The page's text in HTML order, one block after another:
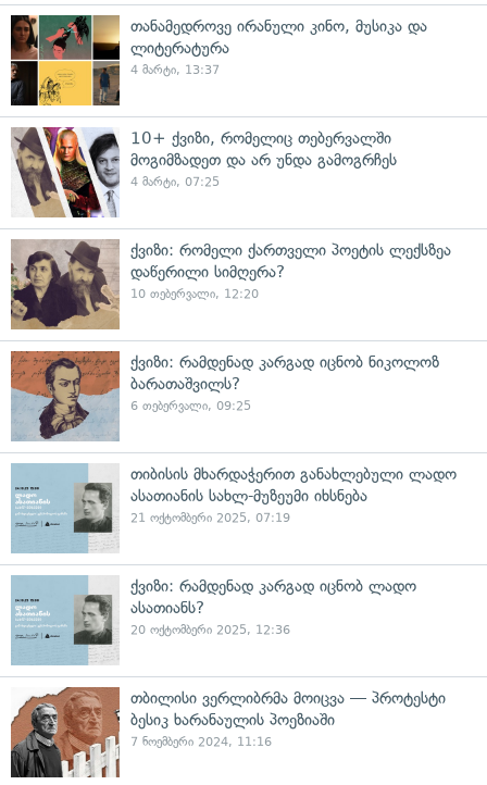
თანამედროვე ირანული კინო, მუსიკა და
ლიტერატურა
4 მარტი, 13:37
10+ ქვიზი, რომელიც თებერვალში
მოგიმზადეთ და არ უნდა გამოგრჩეს
4 მარტი, 07:25
ქვიზი: რომელი ქართველი პოეტის ლექსზეა
დაწერილი სიმღერა?
10 თებერვალი, 12:20
ქვიზი: რამდენად კარგად იცნობ ნიკოლოზ
ბარათაშვილს?
6 თებერვალი, 09:25
თიბისის მხარდაჭერით განახლებული ლადო
ასათიანის სახლ-მუზეუმი იხსნება
21 ოქტომბერი 2025, 07:19
ქვიზი: რამდენად კარგად იცნობ ლადო
ასათიანს?
20 ოქტომბერი 2025, 12:36
თბილისი ვერლიბრმა მოიცვა — პროტესტი
ბესიკ ხარანაულის პოეზიაში
7 ნოემბერი 2024, 11:16